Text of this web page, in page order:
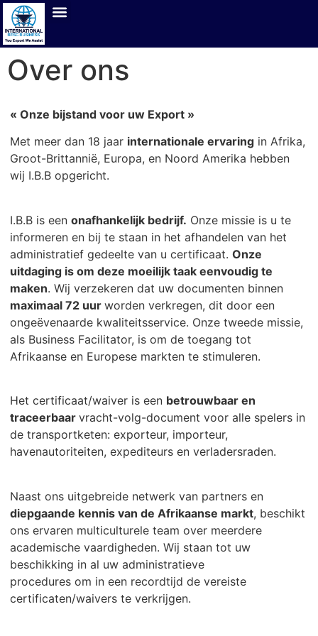
Over ons
« Onze bijstand voor uw Export »
Met meer dan 18 jaar internationale ervaring in Afrika,
Groot-Brittannië, Europa, en Noord Amerika hebben
wij I.B.B opgericht.
I.B.B is eenonafhankelijk bedrijf. Onze missie is u te
informeren en bij te staan in het afhandelen van het
administratief gedeelte van u certificaat.Onze
uitdaging is om deze moeilijk taak eenvoudig te
maken. Wij verzekeren dat uw documenten binnen
maximaal 72 uurworden verkregen, dit door een
ongeëvenaarde kwaliteitsservice. Onze tweede missie,
als Business Facilitator, is om de toegang tot
Afrikaanse en Europese markten te stimuleren.
Hetcertificaat/waiver is een betrouwbaaren
traceerbaarvracht-volg-document voor alle spelers in
de transportketen: exporteur, importeur,
havenautoriteiten, expediteurs en verladersraden.
Naast ons uitgebreide netwerk van partnersen
diepgaande kennis van de Afrikaanse markt, beschikt
ons ervaren multiculturele team over meerdere
academische vaardigheden. Wij staan tot uw
beschikking in al uw administratieve
procedures om in een recordtijd de vereiste
certificaten/waivers te verkrijgen.